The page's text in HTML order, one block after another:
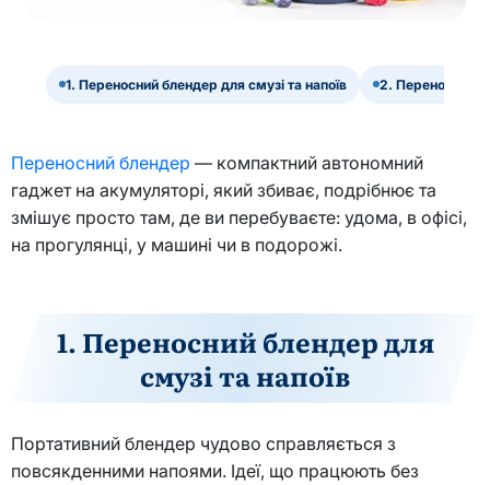
1. Переносний блендер для смузі та напоїв 2. Переносний
Переносний блендер — компактний автономний
гаджет на акумуляторі, який збиває, подрібнює та
змішує просто там, де ви перебуваєте: удома, в офісі,
на прогулянці, у машині чи в подорожі.
1. Переносний блендер для
смузі та напоїв
Портативний блендер чудово справляється з
повсякденними напоями. Ідеї, що працюють без